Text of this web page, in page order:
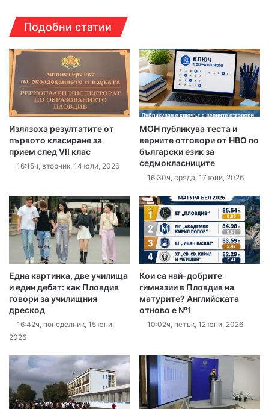
Подобни статии
Излязоха резултатите от
първото класиране за
прием след VII клас
16:15ч, вторник, 14 юли, 2026
МОН публикува теста и
верните отговори от НВО по
български език за
седмокласниците
16:30ч, сряда, 17 юни, 2026
Една картинка, две училища
и един дебат: как Пловдив
говори за училищния
дрескод
16:42ч, понеделник, 15 юни,
2026
Кои са най-добрите
гимназии в Пловдив на
матурите? Английската
отново е №1
10:02ч, петък, 12 юни, 2026